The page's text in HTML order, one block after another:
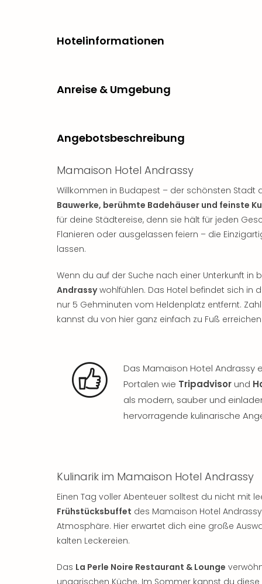
Hotelinformationen
Anreise & Umgebung
Angebotsbeschreibung
Mamaison Hotel Andrassy
Willkommen in Budapest – der schönsten Stadt
Bauwerke, berühmte Badehäuser und feinste
für deine Städtereise, denn sie hält für jeden
Flanieren oder ausgelassen feiern – die
lassen.
Wenn du auf der Suche nach einer Unterkunft in
Andrassywohlfühlen. Das Hotel befindet sich in
nur 5 Gehminuten vom Heldenplatz entfernt.
kannst du von hier ganz einfach zu Fuß
Das Mamaison Hotel Andrassy
Portalen wie Tripadvisorund
als modern, sauber und
hervorragende kulinarische
Kulinarik im Mamaison Hotel Andrassy
Einen Tag voller Abenteuer solltest du nicht mit
Frühstücksbuffet des Mamaison Hotel
Atmosphäre. Hier erwartet dich eine große
kalten Leckereien.
Das La Perle Noire Restaurant & Lounge
ungarischen Küche. Im Sommer kannst du